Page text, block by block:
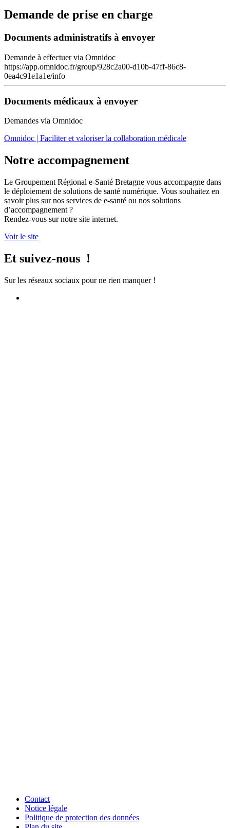
Demande de prise en charge
Documents administratifs à envoyer
Demande à effectuer via Omnidoc
https://app.omnidoc.fr/group/928c2a00-d10b-47ff-86c8-
0ea4c91e1a1e/info
Documents médicaux à envoyer
Demandes via Omnidoc
Omnidoc | Faciliter et valoriser la collaboration médicale
Notre accompagnement
Le Groupement Régional e-Santé Bretagne vous accompagne dans
le déploiement de solutions de santé numérique. Vous souhaitez en
savoir plus sur nos services de e-santé ou nos solutions
d’accompagnement ?
Rendez-vous sur notre site internet.
Voir le site
Et suivez-nous !
Sur les réseaux sociaux pour ne rien manquer !
Contact
Notice légale
Politique de protection des données